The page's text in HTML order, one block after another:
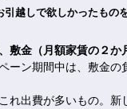
引越しで欲しかったもの
敷金（月額家賃の２
ーン期間中は、敷金の
れ出費が多いもの。新